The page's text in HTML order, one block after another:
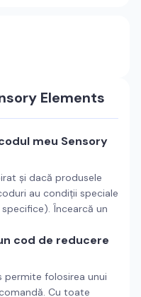
Elements
meu Sensory
și dacă produsele
au condiții speciale
Încearcă un
cod de reducere
permite folosirea unui
Cu toate